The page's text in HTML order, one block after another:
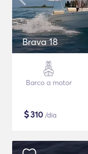
Brava 18
Barco a motor
$310 /dia